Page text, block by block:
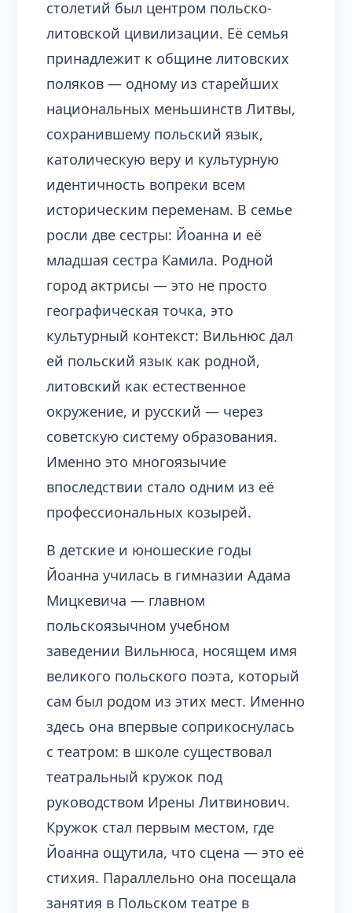
столетий был центром польско-
литовской цивилизации. Её семья
принадлежит к общине литовских
поляков — одному из старейших
национальных меньшинств Литвы,
сохранившему польский язык,
католическую веру и культурную
идентичность вопреки всем
историческим переменам. В семье
росли две сестры: Йоанна и её
младшая сестра Камила. Родной
город актрисы — это не просто
географическая точка, это
культурный контекст: Вильнюс дал
ей польский язык как родной,
литовский как естественное
окружение, и русский — через
советскую систему образования.
Именно это многоязычие
впоследствии стало одним из её
профессиональных козырей.
В детские и юношеские годы
Йоанна училась в гимназии Адама
Мицкевича — главном
польскоязычном учебном
заведении Вильнюса, носящем имя
великого польского поэта, который
сам был родом из этих мест. Именно
здесь она впервые соприкоснулась
с театром: в школе существовал
театральный кружок под
руководством Ирены Литвинович.
Кружок стал первым местом, где
Йоанна ощутила, что сцена — это её
стихия. Параллельно она посещала
занятия в Польском театре в